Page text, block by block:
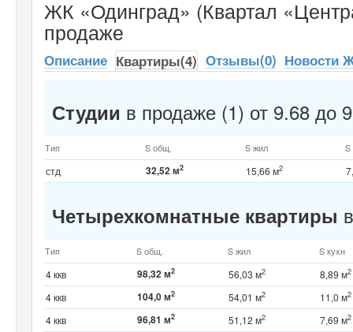
ЖК «Одинград» (Квартал
продаже
Описание Квартиры(4) Отзывы(0) Новости
Студии в продаже (1) от 9.68 до
Тип S общ. S жил S
стд 32,52 м2 15,66 м2
Четырехкомнатные квартиры
Тип S общ. S жил S кухн
4 ккв 98,32 м2 56,03 м2 8,89 м2
4 ккв 104,0 м2 54,01 м2 11,0 м2
4 ккв 96,81 м2 51,12 м2 7,69 м2